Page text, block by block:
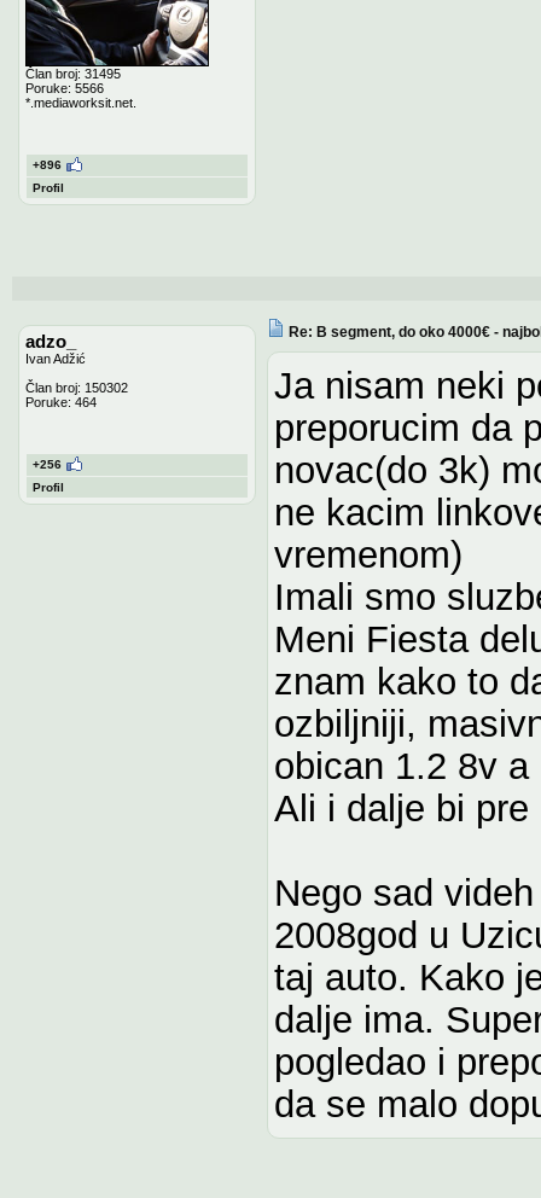
Član broj: 31495
Poruke: 5566
*.mediaworksit.net.
+896
Profil
adzo_
Ivan Adžić
Član broj: 150302
Poruke: 464
+256
Profil
Re: B segment, do oko 4000€ -
Ja nisam neki
preporucim da
novac(do 3k)
ne kacim
vremenom)
Imali smo
Meni Fiesta
znam kako to
ozbiljniji,
obican 1.2 8v
Ali i dalje bi
Nego sad
2008god u
taj auto. Kako
dalje ima.
pogledao i
da se malo